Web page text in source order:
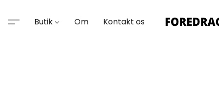
Butik Om Kontakt os